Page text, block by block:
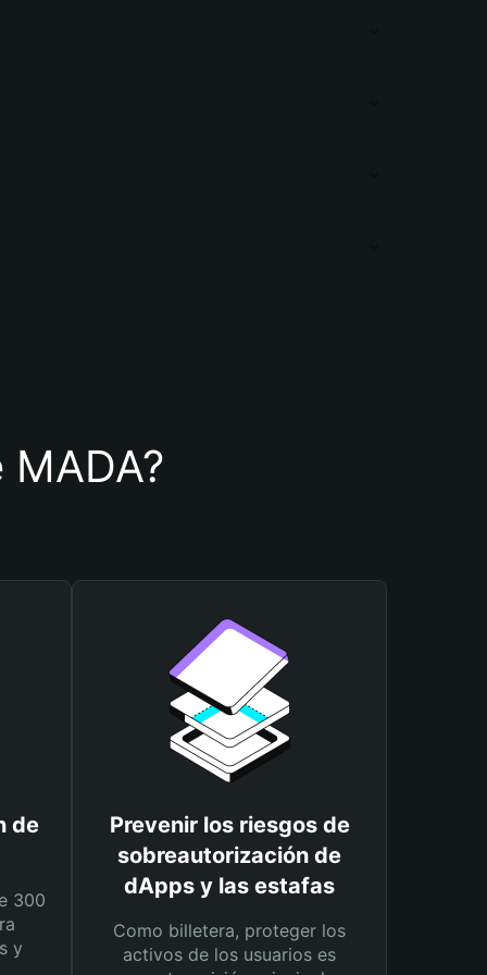
de
300
y
Prevenir los riesgos de
sobreautorización de
dApps y las estafas
Como billetera, proteger los
activos de los usuarios es